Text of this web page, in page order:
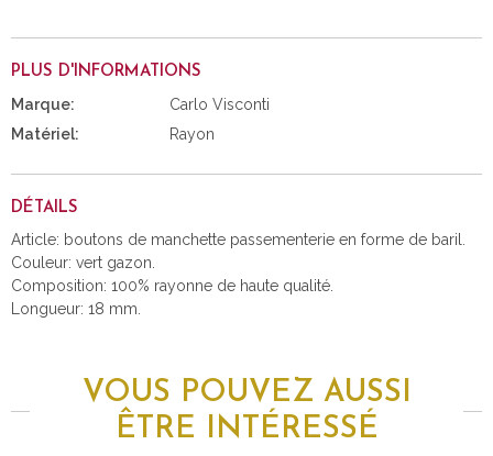
PLUS D'INFORMATIONS
Marque:
Carlo Visconti
Matériel:
Rayon
DÉTAILS
Article: boutons de manchette passementerie en forme de baril.
Couleur: vert gazon.
Composition: 100% rayonne de haute qualité.
Longueur: 18 mm.
VOUS POUVEZ AUSSI
ÊTRE INTÉRESSÉ